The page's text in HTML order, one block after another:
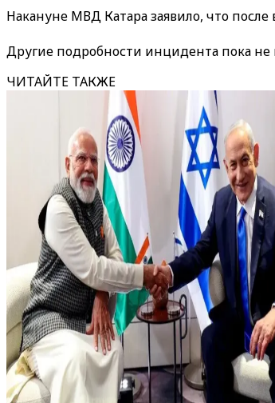
Накануне МВД Катара заявило, что
Другие подробности инцидента пока не
ЧИТАЙТЕ ТАКЖЕ